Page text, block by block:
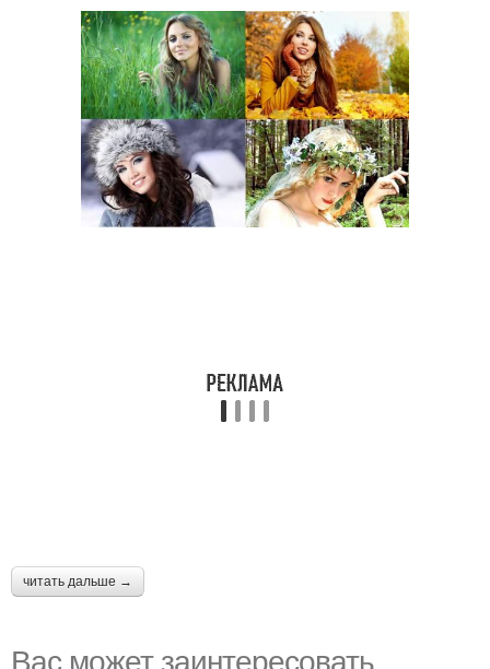
читать дальше →
Вас может заинтересовать